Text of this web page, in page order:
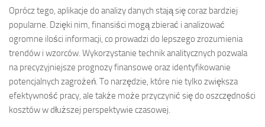
Oprócz tego, aplikacje do analizy danych stają się coraz bardziej
popularne. Dzięki nim, finansiści mogą zbierać i analizować
ogromne ilości informacji, co prowadzi do lepszego zrozumienia
trendów i wzorców. Wykorzystanie technik analitycznych pozwala
na precyzyjniejsze prognozy finansowe oraz identyfikowanie
potencjalnych zagrożeń. To narzędzie, które nie tylko zwiększa
efektywność pracy, ale także może przyczynić się do oszczędności
kosztów w dłuższej perspektywie czasowej.